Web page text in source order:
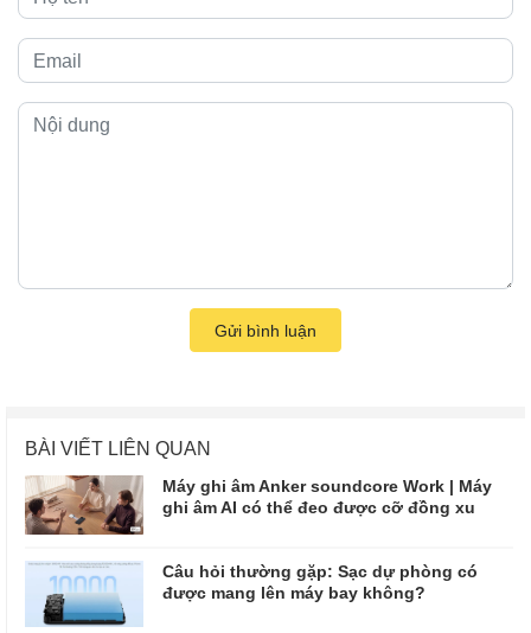
Gửi bình luận
BÀI VIẾT LIÊN QUAN
Máy ghi âm Anker soundcore Work | Máy
ghi âm AI có thể đeo được cỡ đồng xu
Câu hỏi thường gặp: Sạc dự phòng có
được mang lên máy bay không?